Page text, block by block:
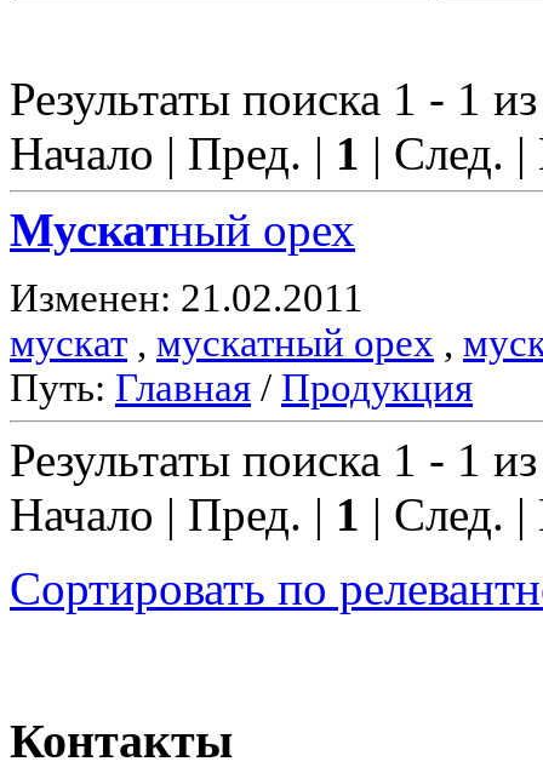
Результаты поиска 1 - 1
Начало | Пред. | 1 | След.
Мускатный орех
Изменен: 21.02.2011
мускат , мускатный орех ,
Путь: Главная / Продукция
Результаты поиска 1 - 1
Начало | Пред. | 1 | След.
Сортировать по
Контакты